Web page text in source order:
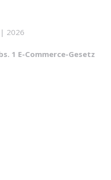
| 2026
1 E-Commerce-Gesetz